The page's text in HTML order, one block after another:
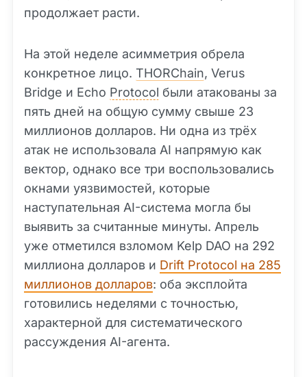
продолжает расти.
На этой неделе асимметрия обрела
конкретное лицо. THORChain, Verus
Bridge и Echo Protocol были атакованы за
пять дней на общую сумму свыше 23
миллионов долларов. Ни одна из трёх
атак не использовала AI напрямую как
вектор, однако все три воспользовались
окнами уязвимостей, которые
наступательная AI-система могла бы
выявить за считанные минуты. Апрель
уже отметился взломом Kelp DAO на 292
миллиона долларов и Drift Protocol на 285
миллионов долларов: оба эксплойта
готовились неделями с точностью,
характерной для систематического
рассуждения AI-агента.